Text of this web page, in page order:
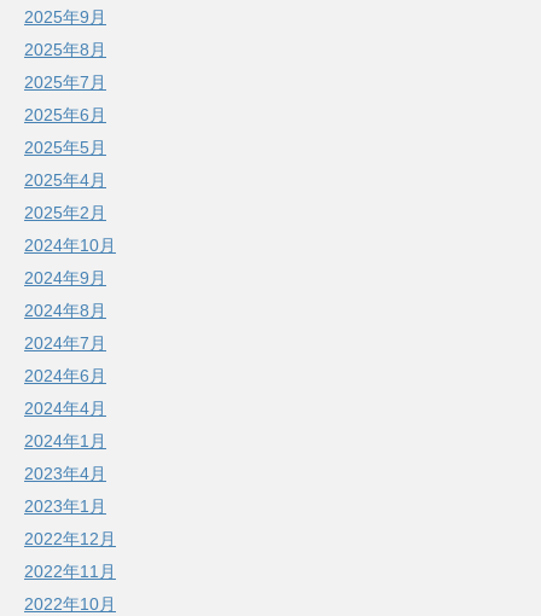
2025年9月
2025年8月
2025年7月
2025年6月
2025年5月
2025年4月
2025年2月
2024年10月
2024年9月
2024年8月
2024年7月
2024年6月
2024年4月
2024年1月
2023年4月
2023年1月
2022年12月
2022年11月
2022年10月